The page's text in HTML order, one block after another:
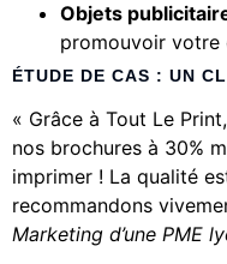
Objets
promouvoir votre
ÉTUDE DE CAS : UN
« Grâce à Tout Le
nos brochures à 30%
imprimer ! La qualité
recommandons
Marketing d’une PME